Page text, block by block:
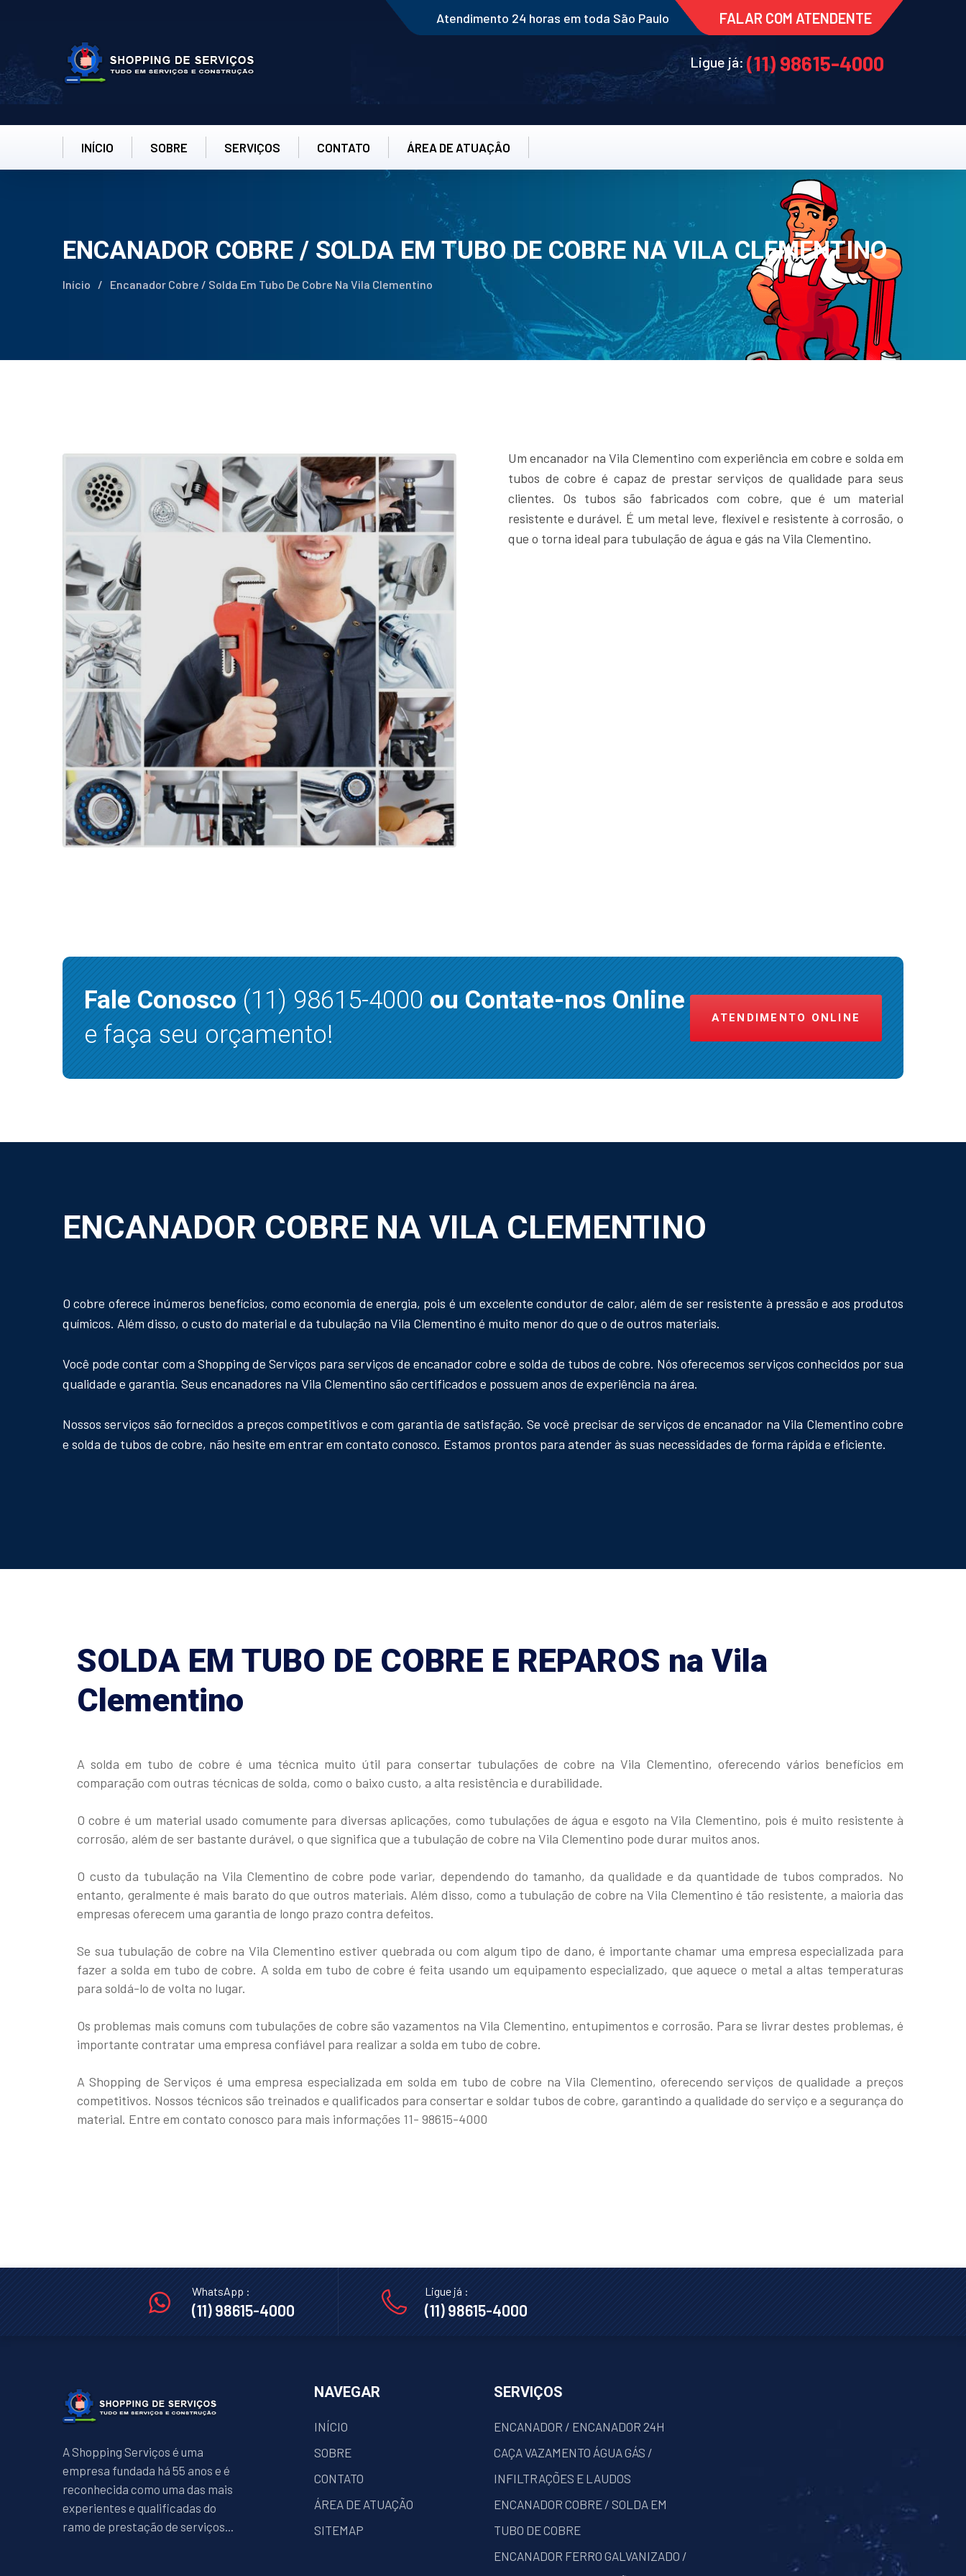
Atendimento 24 horas em toda São Paulo FALAR COM ATENDENTE
Ligue já: (11) 98615-4000
INÍCIO SOBRE SERVIÇOS CONTATO ÁREA DE ATUAÇÂO
ENCANADOR COBRE / SOLDA EM TUBO DE COBRE NA VILA CLEMENTINO
Início / Encanador Cobre / Solda Em Tubo De Cobre Na Vila Clementino
Um encanador na Vila Clementino com experiência em cobre e solda em
tubos de cobre é capaz de prestar serviços de qualidade para seus
clientes. Os tubos são fabricados com cobre, que é um material
resistente e durável. É um metal leve, flexível e resistente à corrosão, o
que o torna ideal para tubulação de água e gás na Vila Clementino.
Fale Conosco(11) 98615-4000 ou Contate-nos Online
e faça seu orçamento!
ATENDIMENTO ONLINE
ENCANADOR COBRE NA VILA CLEMENTINO
O cobre oferece inúmeros benefícios, como economia de energia, pois é um excelente condutor de calor, além de ser resistente à pressão e aos produtos
químicos. Além disso, o custo do material e da tubulação na Vila Clementino é muito menor do que o de outros materiais.
Você pode contar com a Shopping de Serviços para serviços de encanador cobre e solda de tubos de cobre. Nós oferecemos serviços conhecidos por sua
qualidade e garantia. Seus encanadores na Vila Clementino são certificados e possuem anos de experiência na área.
Nossos serviços são fornecidos a preços competitivos e com garantia de satisfação. Se você precisar de serviços de encanador na Vila Clementino cobre
e solda de tubos de cobre, não hesite em entrar em contato conosco. Estamos prontos para atender às suas necessidades de forma rápida e eficiente.
SOLDA EM TUBO DE COBRE E REPAROS na Vila
Clementino
A solda em tubo de cobre é uma técnica muito útil para consertar tubulações de cobre na Vila Clementino, oferecendo vários benefícios em
comparação com outras técnicas de solda, como o baixo custo, a alta resistência e durabilidade.
O cobre é um material usado comumente para diversas aplicações, como tubulações de água e esgoto na Vila Clementino, pois é muito resistente à
corrosão, além de ser bastante durável, o que significa que a tubulação de cobre na Vila Clementino pode durar muitos anos.
O custo da tubulação na Vila Clementino de cobre pode variar, dependendo do tamanho, da qualidade e da quantidade de tubos comprados. No
entanto, geralmente é mais barato do que outros materiais. Além disso, como a tubulação de cobre na Vila Clementino é tão resistente, a maioria das
empresas oferecem uma garantia de longo prazo contra defeitos.
Se sua tubulação de cobre na Vila Clementino estiver quebrada ou com algum tipo de dano, é importante chamar uma empresa especializada para
fazer a solda em tubo de cobre. A solda em tubo de cobre é feita usando um equipamento especializado, que aquece o metal a altas temperaturas
para soldá-lo de volta no lugar.
Os problemas mais comuns com tubulações de cobre são vazamentos na Vila Clementino, entupimentos e corrosão. Para se livrar destes problemas, é
importante contratar uma empresa confiável para realizar a solda em tubo de cobre.
A Shopping de Serviços é uma empresa especializada em solda em tubo de cobre na Vila Clementino, oferecendo serviços de qualidade a preços
competitivos. Nossos técnicos são treinados e qualificados para consertar e soldar tubos de cobre, garantindo a qualidade do serviço e a segurança do
material. Entre em contato conosco para mais informações 11- 98615-4000
WhatsApp :
(11) 98615-4000
Ligue já :
(11) 98615-4000
A Shopping Serviços é uma
empresa fundada há 55 anos e é
reconhecida como uma das mais
experientes e qualificadas do
ramo de prestação de serviços...
NAVEGAR
INÍCIO
SOBRE
CONTATO
ÁREA DE ATUAÇÃO
SITEMAP
SERVIÇOS
ENCANADOR / ENCANADOR 24H
CAÇA VAZAMENTO ÁGUA GÁS /
INFILTRAÇÕES E LAUDOS
ENCANADOR COBRE / SOLDA EM
TUBO DE COBRE
ENCANADOR FERRO GALVANIZADO /